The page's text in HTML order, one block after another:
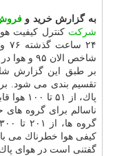
به گزارش خرید و
شركت كنترل كیفیت
۲۴ ساعت گذشته ۷۶ و
شاخص الان ۹۵ و هوا در شرایط قابل قبول است.
كیفی هوا خطرناك می
گفتنی است در هوای